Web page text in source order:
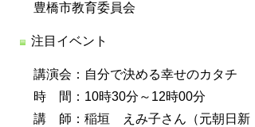
豊橋市教育委員会
注目イベント
講演会：自分で決める幸せのカタチ
時 間：10時30分～12時00分
講 師：稲垣 えみ子さん（元朝日新